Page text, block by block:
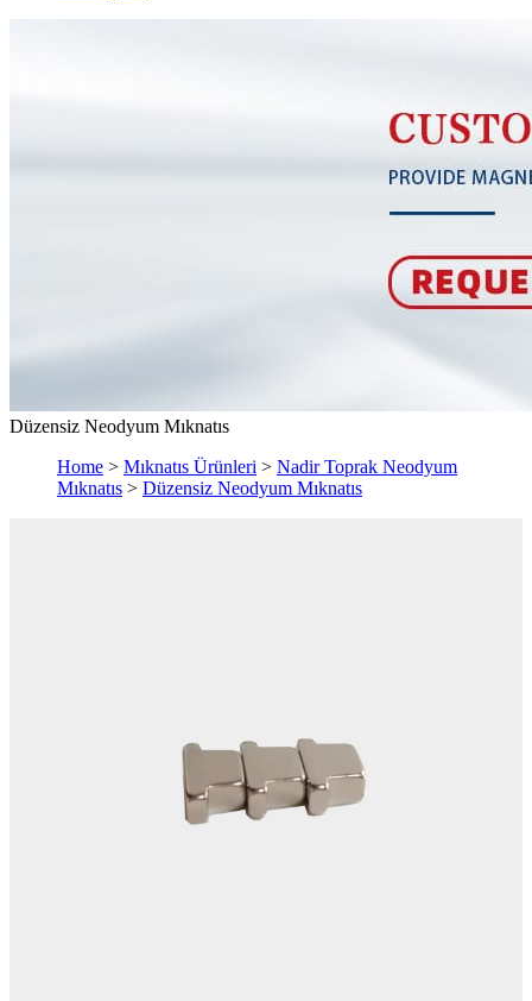
Düzensiz Neodyum Mıknatıs
Home > Mıknatıs Ürünleri > Nadir Toprak Neodyum
Mıknatıs > Düzensiz Neodyum Mıknatıs